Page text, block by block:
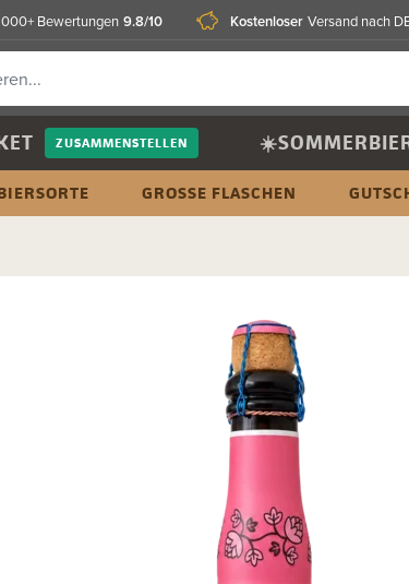
Bewertungen 9.8/10 Kostenloser Versand nach
ZUSAMMENSTELLEN
GROSSE FLASCHEN